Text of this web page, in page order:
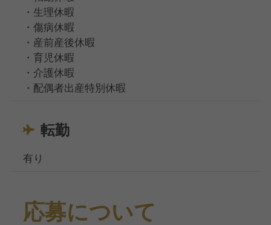
・生理休暇
・傷病休暇
・産前産後休暇
・育児休暇
・介護休暇
・配偶者出産特別休暇
転勤
有り
応募について